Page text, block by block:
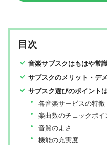
目次
音楽サブスクはもはや常
サブスクのメリット・デ
サブスク選びのポイント
各音楽サービスの特徴
楽曲数のチェックポイ
音質のよさ
機能の充実度